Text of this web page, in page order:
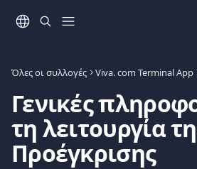
Όλες οι συλλογές Viva. com Terminal App
Γενικές
τη λειτουργία
Προέγκρισης